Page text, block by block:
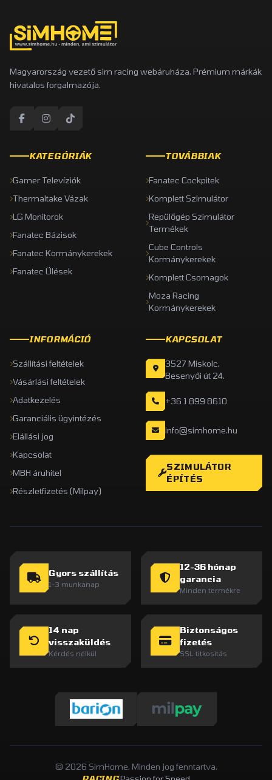
Magyarország vezető sim racing webáruháza. Prémium márkák
hivatalos forgalmazója.
KATEGÓRIÁK
Gamer Televíziók
Thermaltake Vázak
LG Monitorok
Fanatec Bázisok
Fanatec Kormánykerekek
Fanatec Ülések
TOVÁBBIAK
Fanatec Cockpitek
Komplett Szimulátor
Repülőgép Szimulátor
Termékek
Cube Controls
Kormánykerekek
Komplett Csomagok
Moza Racing
Kormánykerekek
INFORMÁCIÓ
Szállítási feltételek
Vásárlási feltételek
Adatkezelés
Garanciális ügyintézés
Elállási jog
Kapcsolat
MBH áruhitel
Részletfizetés (Milpay)
KAPCSOLAT
3527 Miskolc,
Besenyői út 24.
+36 1 899 8610
info@simhome.hu
SZIMULÁTOR
ÉPÍTÉS
Gyors szállítás
1-3 munkanap
12-36 hónap
garancia
Minden termékre
14 nap
visszaküldés
Kérdés nélkül
Biztonságos
fizetés
SSL titkosítás
© 2026 SimHome. Minden jog fenntartva.